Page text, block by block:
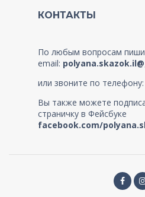
КОНТАКТЫ
По любым вопросам
email:
или звоните по телефону:
Вы также можете
страничку в Фейсбуке
facebook.com/